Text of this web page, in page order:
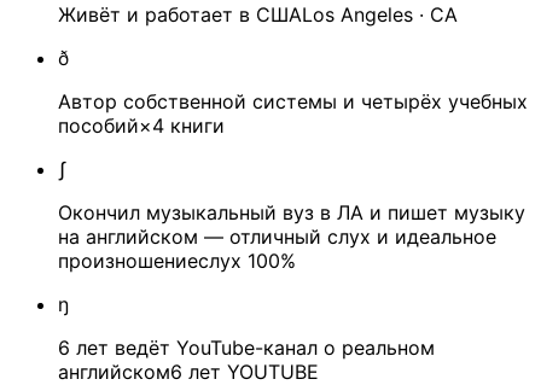
Живёт и работает в СШАLos Angeles · CA
ð
Автор собственной системы и четырёх учебных
пособий×4 книги
ʃ
Окончил музыкальный вуз в ЛА и пишет музыку
на английском — отличный слух и идеальное
произношениеслух 100%
ŋ
6 лет ведёт YouTube-канал о реальном
английском6 лет YOUTUBE